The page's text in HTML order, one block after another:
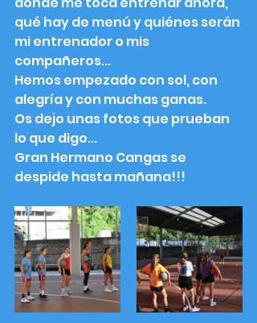
qué hay de menú y quiénes serán
mi entrenador o mis
compañeros...
Hemos empezado con sol, con
alegría y con muchas ganas.
Os dejo unas fotos que prueban
lo que digo...
Gran Hermano Cangas se
despide hasta mañana!!!